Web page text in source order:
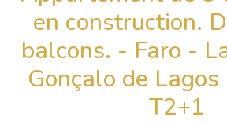
en construction.
balcons. - Faro -
Gonçalo de
T2+1